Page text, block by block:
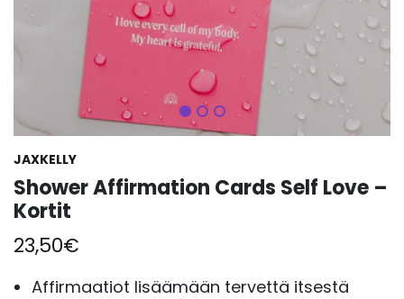
JAXKELLY
Shower Affirmation Cards Self Love –
Kortit
23,50€
Affirmaatiot lisäämään tervettä itsestä